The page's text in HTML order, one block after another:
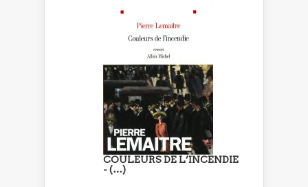
COULEURS DE L’INCENDIE
- (…)